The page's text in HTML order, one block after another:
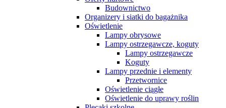
Budownictwo
Organizery i siatki do bagażnika
Oświetlenie
Lampy obrysowe
Lampy ostrzegawcze, koguty
Lampy ostrzegawcze
Koguty
Lampy przednie i elementy
Przetwornice
Oświetlenie ciągłe
Oświetlenie do uprawy roślin